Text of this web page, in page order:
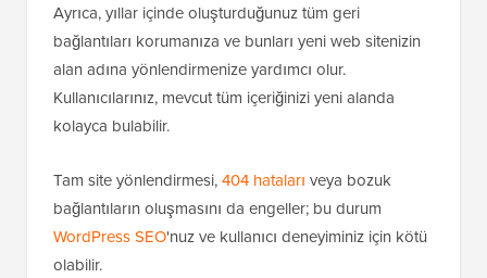
Ayrıca, yıllar içinde oluşturduğunuz tüm geri
bağlantıları korumanıza ve bunları yeni web sitenizin
alan adına yönlendirmenize yardımcı olur.
Kullanıcılarınız, mevcut tüm içeriğinizi yeni alanda
kolayca bulabilir.
Tam site yönlendirmesi,404 hataları veya bozuk
bağlantıların oluşmasını da engeller; bu durum
WordPress SEO'nuz ve kullanıcı deneyiminiz için kötü
olabilir.